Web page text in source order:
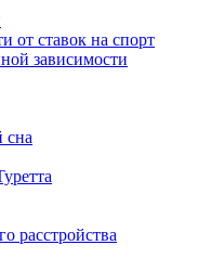
от ставок на спорт
зависимости
сна
расстройства